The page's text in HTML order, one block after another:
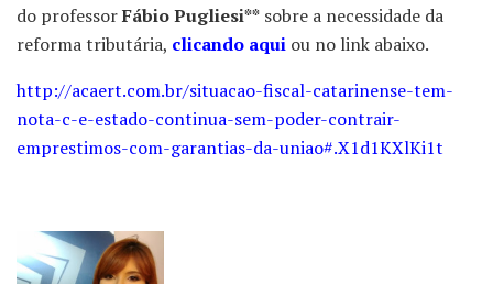
do professorFábio Pugliesi** sobre a necessidade da
reforma tributária, clicando aqui ou no link abaixo.
http://acaert.com.br/situacao-fiscal-catarinense-tem-
nota-c-e-estado-continua-sem-poder-contrair-
emprestimos-com-garantias-da-uniao#.X1d1KXlKi1t